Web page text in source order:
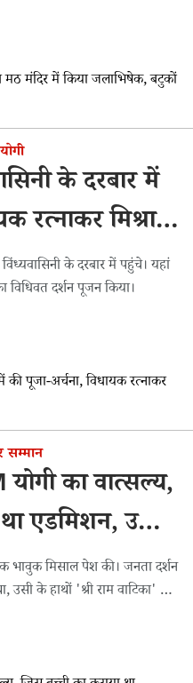
के दरबार में
रत्नाकर मिश्रा ने
के दरबार में पहुंचे। यहां
विधिवत दर्शन पूजन किया।
सम्मान
योगी का वात्सल्य,
एडमिशन, उसी
वाटिका'' का
भावुक मिसाल पेश की। जनता दर्शन
के हाथों 'श्री राम वाटिका' का